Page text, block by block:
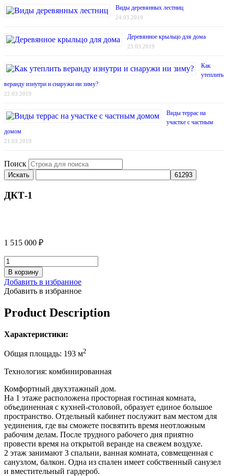
Виды деревянных лестниц
24.03.2019
Деревянное крыльцо для дома
23.03.2019
Как
утеплить
веранду изнутри и снаружи ни зиму?
22.03.2019
Виды террас на
участке с частным
домом
21.03.2019
Поиск
Искать
ДКТ-1
1 515 000 ₽
В корзину
Добавить в избранное
Добавить в избранное
Product Description
Характеристики:
Общая площадь: 193 м2
Технология: комбинированная
Комфортный двухэтажный дом.
На 1 этаже расположена просторная гостиная комната,
объединенная с кухней-столовой, образует единое большое
пространство. Отдельный кабинет послужит вам местом для
уединения, где вы сможете посвятить время неотложным
рабочим делам. После трудного рабочего дня приятно
провести время на открытой веранде на свежем воздухе.
2 этаж занимают 3 спальни, ванная комната, совмещенная с
санузлом, балкон. Одна из спален имеет собственный санузел
и вместительный гардероб.